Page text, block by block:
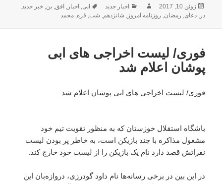
ارسال
شده
ژوئن 10, 2017 نویسندهدسته‌ها
اخبار جدید برچسب‌ها
ابی, اخبار, افق,بن,خبر جدید,
در,دعای, رمضان, روزنامه امروز, شانزدهم, شب, قره,محمد
فوری/ لیست اخراجی های ابی
پوشان اعلام شد
فوری/ لیست اخراجی های ابی پوشان اعلام شد
باشگاه استقلال خوزستان که به منظور تقویت تیم خود
مشغول مذاکره با چند بازیکن است، به خاطر پر بودن لیست
نفراتش قصد دارد نام یک بازیکن را از لیست خود خارج کند.
در این بین در برخی رسانه‌ها نام داود گودرزی، دروازه‌بان این